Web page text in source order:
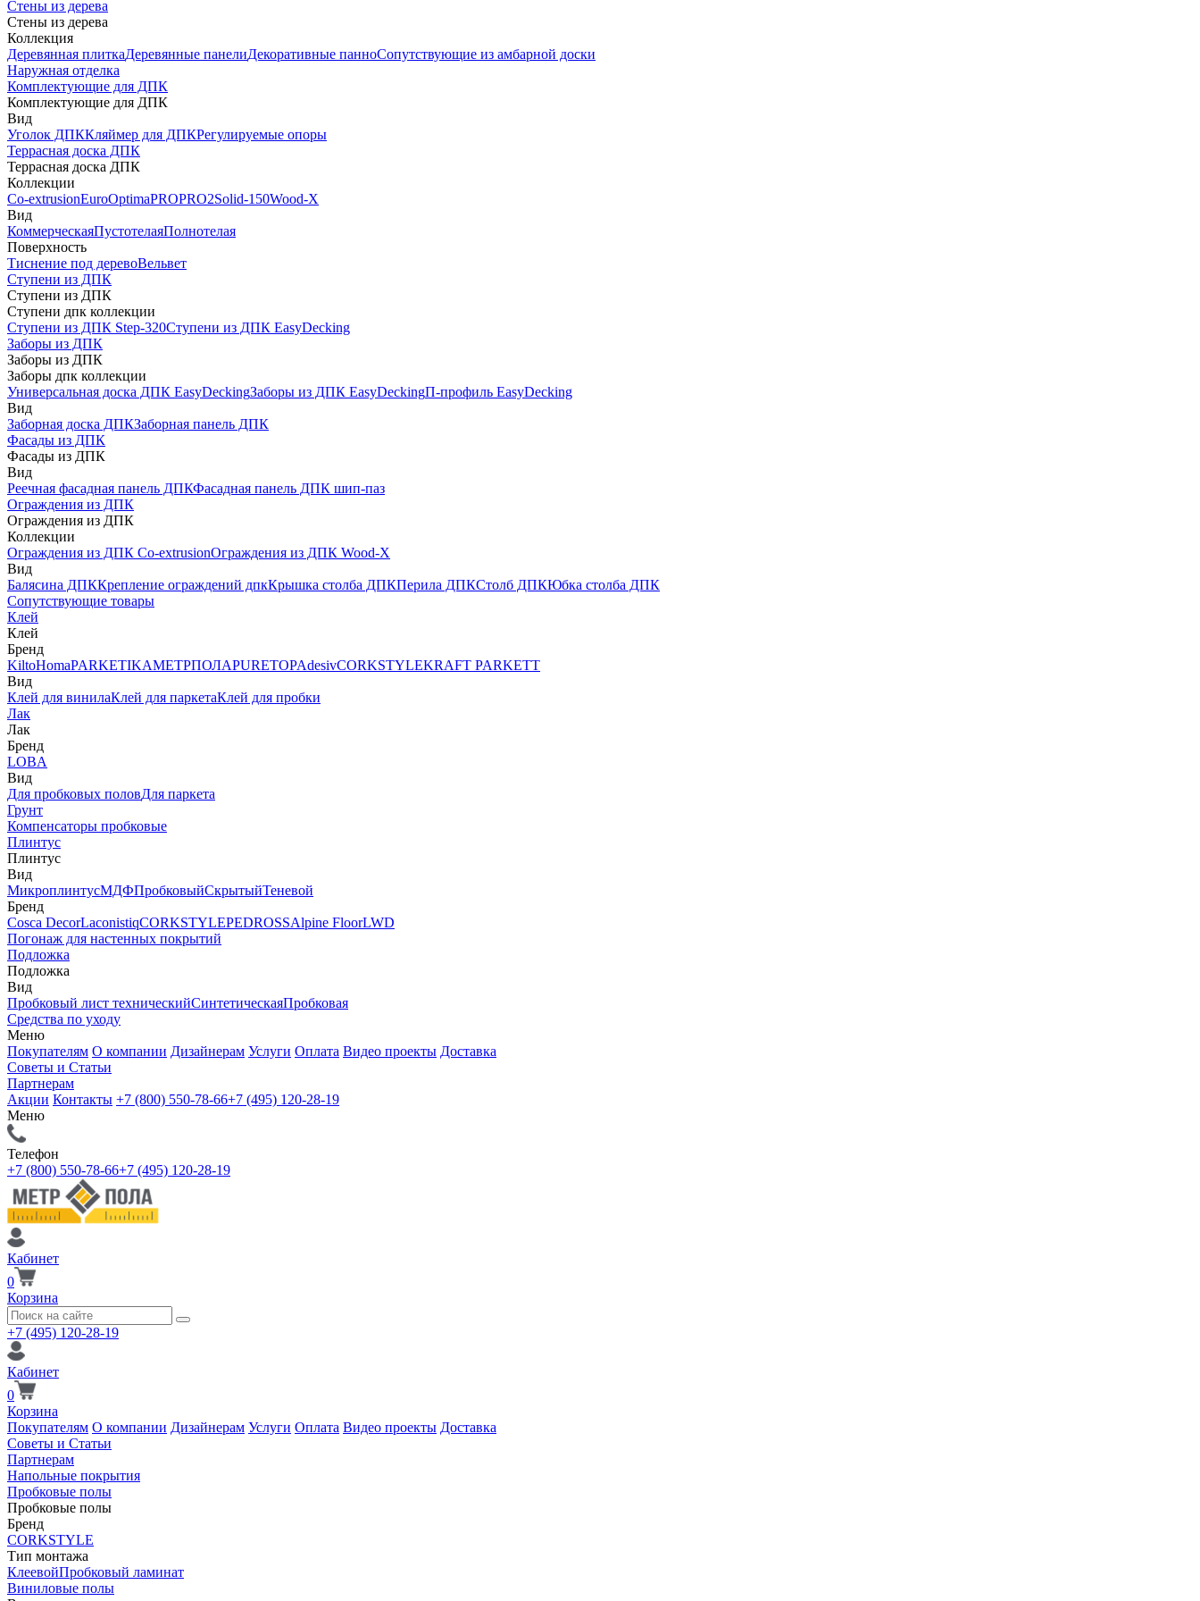
Стены из дерева
Стены из дерева
Коллекция
Деревянная плиткаДеревянные панелиДекоративные панноСопутствующие из амбарной доски
Наружная отделка
Комплектующие для ДПК
Комплектующие для ДПК
Вид
Уголок ДПККляймер для ДПКРегулируемые опоры
Террасная доска ДПК
Террасная доска ДПК
Коллекции
Co-extrusionEuroOptimaPROPRO2Solid-150Wood-X
Вид
КоммерческаяПустотелаяПолнотелая
Поверхность
Тиснение под деревоВельвет
Ступени из ДПК
Ступени из ДПК
Ступени дпк коллекции
Ступени из ДПК Step-320Ступени из ДПК EasyDecking
Заборы из ДПК
Заборы из ДПК
Заборы дпк коллекции
Универсальная доска ДПК EasyDeckingЗаборы из ДПК EasyDeckingП-профиль EasyDecking
Вид
Заборная доска ДПКЗаборная панель ДПК
Фасады из ДПК
Фасады из ДПК
Вид
Реечная фасадная панель ДПКФасадная панель ДПК шип-паз
Ограждения из ДПК
Ограждения из ДПК
Коллекции
Ограждения из ДПК Co-extrusionОграждения из ДПК Wood-X
Вид
Балясина ДПККрепление ограждений дпкКрышка столба ДПКПерила ДПКСтолб ДПКЮбка столба ДПК
Сопутствующие товары
Клей
Клей
Бренд
KiltoHomaPARKETIKAМЕТРПОЛАPURETOPAdesivCORKSTYLEKRAFT PARKETT
Вид
Клей для винилаКлей для паркетаКлей для пробки
Лак
Лак
Бренд
LOBA
Вид
Для пробковых половДля паркета
Грунт
Компенсаторы пробковые
Плинтус
Плинтус
Вид
МикроплинтусМДФПробковыйСкрытыйТеневой
Бренд
Cosca DecorLaconistiqCORKSTYLEPEDROSSAlpine FloorLWD
Погонаж для настенных покрытий
Подложка
Подложка
Вид
Пробковый лист техническийСинтетическаяПробковая
Средства по уходу
Меню
Покупателям О компании Дизайнерам Услуги Оплата Видео проекты Доставка
Советы и Статьи
Партнерам
Акции Контакты +7 (800) 550-78-66+7 (495) 120-28-19
Меню
Телефон
+7 (800) 550-78-66+7 (495) 120-28-19
Кабинет
0
Корзина
+7 (495) 120-28-19
Кабинет
0
Корзина
Покупателям О компании Дизайнерам Услуги Оплата Видео проекты Доставка
Советы и Статьи
Партнерам
Напольные покрытия
Пробковые полы
Пробковые полы
Бренд
CORKSTYLE
Тип монтажа
КлеевойПробковый ламинат
Виниловые полы